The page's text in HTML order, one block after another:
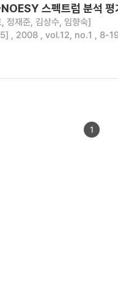
스펙트럼 분석 평
정재준, 김상수, 임향숙]
, 2008 , vol.12, no.1 , 8-
1